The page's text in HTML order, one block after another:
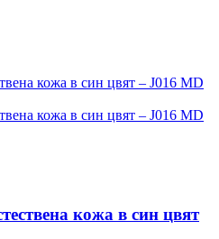
кожа в син цвят